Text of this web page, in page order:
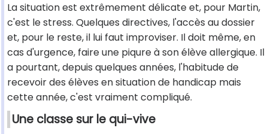
La situation est extrêmement délicate et, pour Martin,
c'est le stress. Quelques directives, l'accès au dossier
et, pour le reste, il lui faut improviser. Il doit même, en
cas d'urgence, faire une piqure à son élève allergique. Il
a pourtant, depuis quelques années, l'habitude de
recevoir des élèves en situation de handicap mais
cette année, c'est vraiment compliqué.
Une classe sur le qui-vive